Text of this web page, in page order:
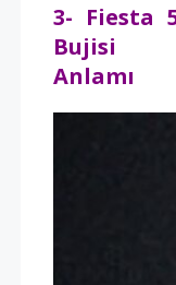
3- Fiesta
Bujisi
Anlamı